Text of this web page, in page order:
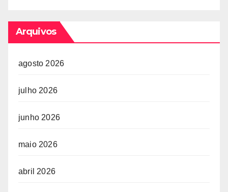
Arquivos
agosto 2026
julho 2026
junho 2026
maio 2026
abril 2026